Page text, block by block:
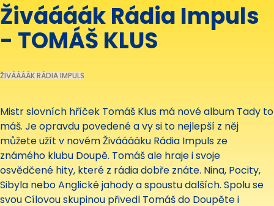
Živáááák Rádia Impuls
- TOMÁŠ KLUS
ŽIVÁÁÁÁK RÁDIA IMPULS
Mistr slovních hříček Tomáš Klus má nové album Tady to
máš. Je opravdu povedené a vy si to nejlepší z něj
můžete užít v novém Živááááku Rádia Impuls ze
známého klubu Doupě. Tomáš ale hraje i svoje
osvědčené hity, které z rádia dobře znáte. Nina, Pocity,
Sibyla nebo Anglické jahody a spoustu dalších. Spolu se
svou Cílovou skupinou přivedl Tomáš do Doupěte i